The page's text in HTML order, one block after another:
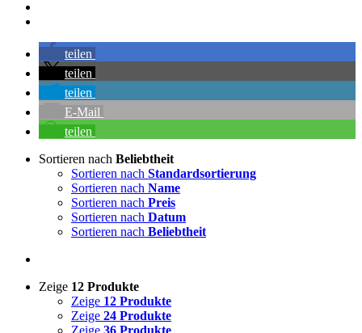
teilen
teilen
teilen
E-Mail
teilen
Sortieren nach Beliebtheit
Sortieren nach Standardsortierung
Sortieren nach Name
Sortieren nach Preis
Sortieren nach Datum
Sortieren nach Beliebtheit
Zeige 12 Produkte
Zeige 12 Produkte
Zeige 24 Produkte
Zeige 36 Produkte